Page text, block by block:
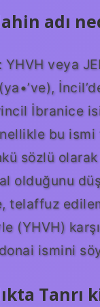
adı
YHVH veya
İbranice
bu
sözlü
olduğunu
telaffuz
(YHVH)
ismini
Tanrı